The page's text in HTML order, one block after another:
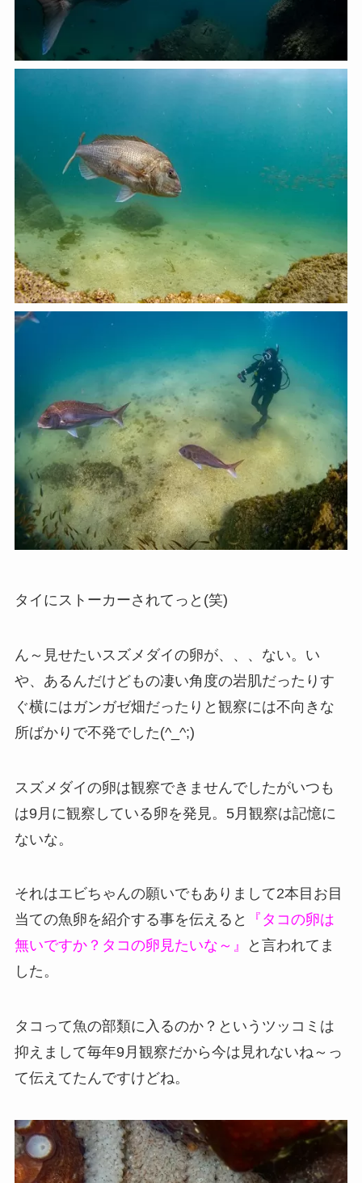
タイにストーカーされてっと(笑)
ん～見せたいスズメダイの卵が、、、ない。い
や、あるんだけどもの凄い角度の岩肌だったりす
ぐ横にはガンガゼ畑だったりと観察には不向きな
所ばかりで不発でした(^_^;)
スズメダイの卵は観察できませんでしたがいつも
は9月に観察している卵を発見。5月観察は記憶に
ないな。
それはエビちゃんの願いでもありまして2本目お目
当ての魚卵を紹介する事を伝えると
『タコの卵は
無いですか？タコの卵見たいな～』
と言われてま
した。
タコって魚の部類に入るのか？というツッコミは
抑えまして毎年9月観察だから今は見れないね～っ
て伝えてたんですけどね。